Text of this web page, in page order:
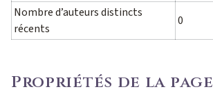
Nombre d’auteurs distincts
récents
0
Propriétés de la page